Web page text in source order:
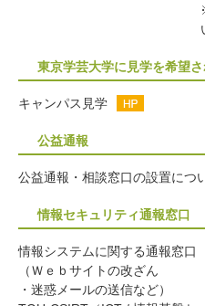
東京学芸大学に見学を希望
キャンパス見学
公益通報
公益通報・相談窓口の設置につ
情報セキュリティ通報窓口
情報システムに関する通報窓口
（Ｗｅｂサイトの改ざん
・迷惑メールの送信など）